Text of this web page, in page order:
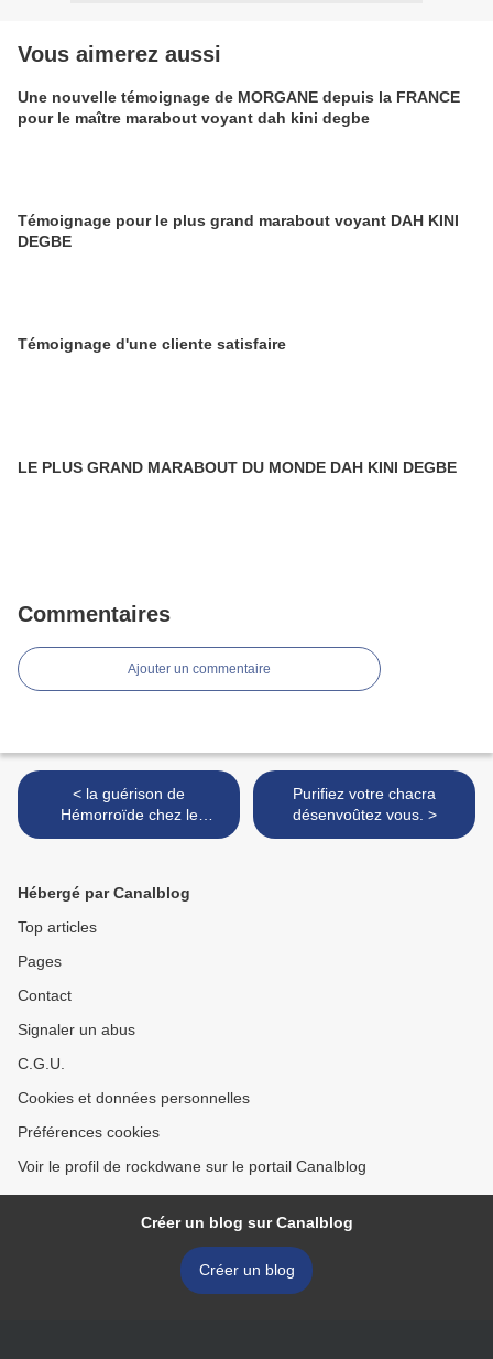
Vous aimerez aussi
Une nouvelle témoignage de MORGANE depuis la FRANCE
pour le maître marabout voyant dah kini degbe
Témoignage pour le plus grand marabout voyant DAH KINI
DEGBE
Témoignage d'une cliente satisfaire
LE PLUS GRAND MARABOUT DU MONDE DAH KINI DEGBE
Commentaires
Ajouter un commentaire
< la guérison de
Hémorroïde chez le
marabout medium DAH
Purifiez votre chacra
désenvoûtez vous. >
Hébergé par Canalblog
Top articles
Pages
Contact
Signaler un abus
C.G.U.
Cookies et données personnelles
Préférences cookies
Voir le profil de rockdwane sur le portail Canalblog
Créer un blog sur Canalblog
Créer un blog